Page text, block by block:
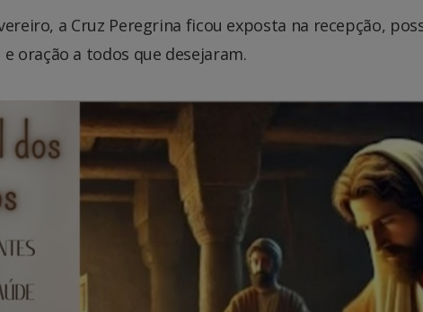
a Cruz Peregrina ficou exposta na recepção,
oração a todos que desejaram.